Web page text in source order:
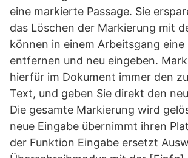
eine markierte Passage. Sie
das Löschen der Markierung mit
können in einem Arbeitsgang eine
entfernen und neu eingeben.
hierfür im Dokument immer den
Text, und geben Sie direkt den
Die gesamte Markierung wird
neue Eingabe übernimmt ihren
der Funktion Eingabe ersetzt